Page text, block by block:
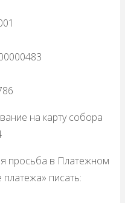
на карту собора
просьба в Платежном
писать: